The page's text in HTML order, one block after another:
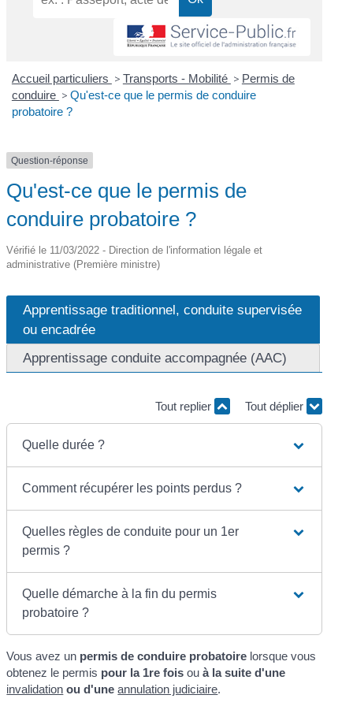
Accueil particuliers > Transports - Mobilité > Permis de
conduire > Qu'est-ce que le permis de conduire
probatoire ?
Question-réponse
Qu'est-ce que le permis de
conduire probatoire ?
Vérifié le 11/03/2022 - Direction de l'information légale et
administrative (Première ministre)
Apprentissage traditionnel, conduite supervisée
ou encadrée
Apprentissage conduite accompagnée (AAC)
Tout replier Tout déplier
Quelle durée ?
Comment récupérer les points perdus ?
Quelles règles de conduite pour un 1er
permis ?
Quelle démarche à la fin du permis
probatoire ?
Vous avez un permis de conduire probatoire lorsque vous
obtenez le permis pour la 1re fois ouà la suite d'une
invalidation ou d'uneannulation judiciaire.